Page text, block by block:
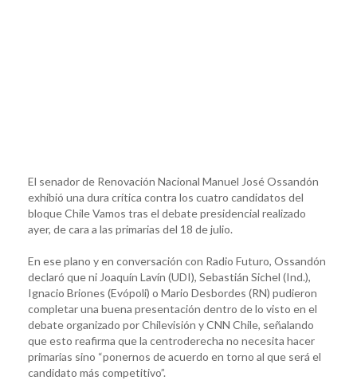
El senador de Renovación Nacional Manuel José Ossandón
exhibió una dura crítica contra los cuatro candidatos del
bloque Chile Vamos tras el debate presidencial realizado
ayer, de cara a las primarias del 18 de julio.
En ese plano y en conversación con Radio Futuro, Ossandón
declaró que ni Joaquín Lavín (UDI), Sebastián Sichel (Ind.),
Ignacio Briones (Evópoli) o Mario Desbordes (RN) pudieron
completar una buena presentación dentro de lo visto en el
debate organizado por Chilevisión y CNN Chile, señalando
que esto reafirma que la centroderecha no necesita hacer
primarias sino “ponernos de acuerdo en torno al que será el
candidato más competitivo”.